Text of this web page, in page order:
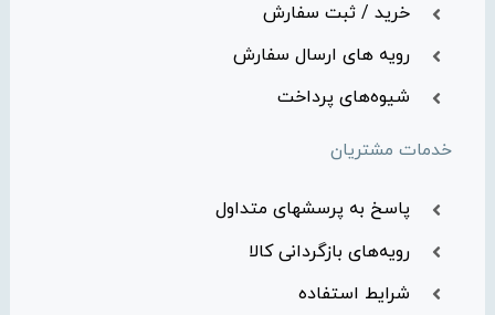
خرید / ثبت سفارش
رویه های ارسال سفارش
شیوه‌های پرداخت
خدمات مشتریان
پاسخ به پرسشهای متداول
رویه‌های بازگردانی کالا
شرایط استفاده